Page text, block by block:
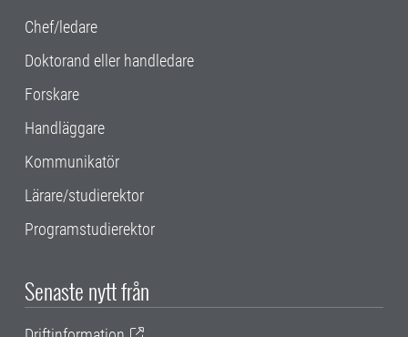
Chef/ledare
Doktorand eller handledare
Forskare
Handläggare
Kommunikatör
Lärare/studierektor
Programstudierektor
Senaste nytt från